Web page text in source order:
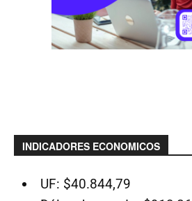
INDICADORES ECONOMICOS
UF: $40.844,79